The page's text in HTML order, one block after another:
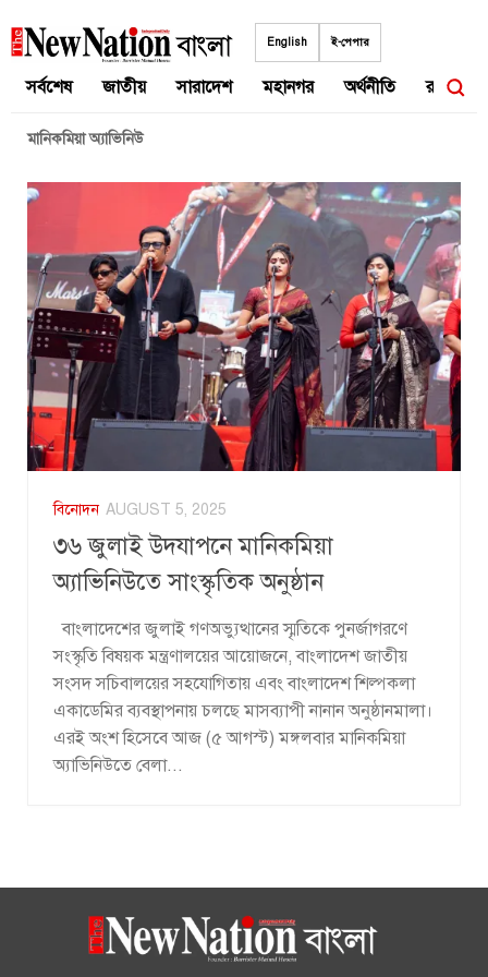
to
English ই-পেপার
সর্বশেষ জাতীয় সারাদেশ মহানগর অর্থনীতি রাজনীতি
মানিকমিয়া অ্যাভিনিউ
বিনোদন AUGUST 5, 2025
৩৬ জুলাই উদযাপনে মানিকমিয়া
অ্যাভিনিউতে সাংস্কৃতিক অনুষ্ঠান
বাংলাদেশের জুলাই গণঅভ্যুত্থানের স্মৃতিকে পুনর্জাগরণে
সংস্কৃতি বিষয়ক মন্ত্রণালয়ের আয়োজনে, বাংলাদেশ জাতীয়
সংসদ সচিবালয়ের সহযোগিতায় এবং বাংলাদেশ শিল্পকলা
একাডেমির ব্যবস্থাপনায় চলছে মাসব্যাপী নানান অনুষ্ঠানমালা।
এরই অংশ হিসেবে আজ (৫ আগস্ট) মঙ্গলবার মানিকমিয়া
অ্যাভিনিউতে বেলা...